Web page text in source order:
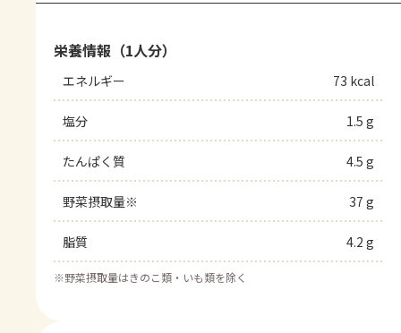
栄養情報（1人分）
エネルギー 73 kcal
塩分 1.5 g
たんぱく質 4.5 g
野菜摂取量※ 37 g
脂質 4.2 g
※野菜摂取量はきのこ類・いも類を除く